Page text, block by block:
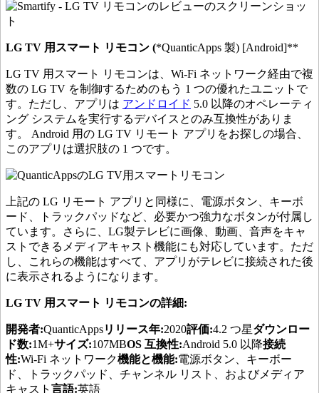
LG TV 用スマート リモコン (*QuanticApps 製) [Android]**
LG TV 用スマート リモコンは、Wi-Fi ネットワーク経由で複
数の LG TV を制御するためのもう 1 つの優れたユニットで
す。ただし、アプリは アンドロイド 5.0 以降のオペレーティ
ング システムを実行するデバイスとのみ互換性がありま
す。 Android 用の LG TV リモート アプリをお探しの場合、
このアプリは選択肢の 1 つです。
上記の LG リモート アプリと同様に、電源ボタン、キーボ
ード、トラックパッドなど、必要かつ強力なボタンが付属し
ています。さらに、LG製テレビに画像、動画、音声をキャ
ストできるメディアキャスト機能にも対応しています。ただ
し、これらの機能はすべて、アプリがテレビに接続された後
に表示されるようになります。
LG TV 用スマート リモコンの詳細:
開発者:QuanticAppsリリース年:2020評価:4.2 つ星ダウンロー
ド数:1M+サイズ:107MBOS 互換性:Android 5.0 以降接続
性:Wi-Fi ネットワーク機能と機能:電源ボタン、キーボー
ド、トラックパッド、チャンネル リスト、およびメディア
キャスト 言語:英語